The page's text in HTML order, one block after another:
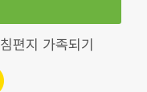
편지 가족되기